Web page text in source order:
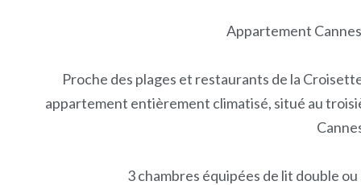
Appartement
Proche des plages et restaurants de la
appartement entièrement climatisé, situé au
3 chambres équipées de lit double